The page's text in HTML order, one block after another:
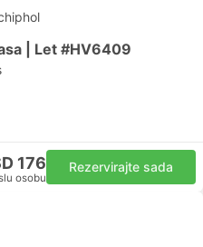
| Let #HV6409
176
osobu
Rezervirajte sada